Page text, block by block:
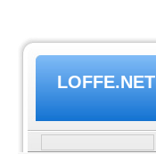
LOFFE.NET